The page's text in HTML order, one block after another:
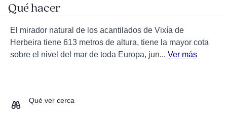
Qué hacer
El mirador natural de los acantilados de Vixía de
Herbeira tiene 613 metros de altura, tiene la mayor cota
sobre el nivel del mar de toda Europa, jun... Ver más
Qué ver cerca